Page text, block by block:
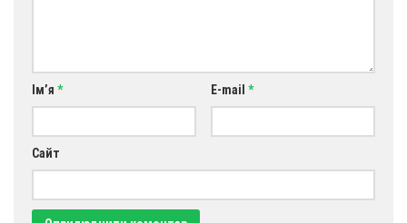
Ім’я * E-mail *
Сайт